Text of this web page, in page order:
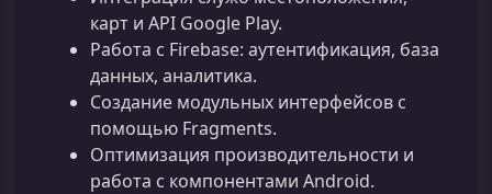
карт и API Google Play.
Работа с Firebase: аутентификация, база
данных, аналитика.
Создание модульных интерфейсов с
помощью Fragments.
Оптимизация производительности и
работа с компонентами Android.